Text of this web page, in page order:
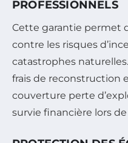
PROFESSIONNELS
Cette garantie permet
contre les risques
catastrophes
frais de reconstruction
couverture perte
survie financière lors